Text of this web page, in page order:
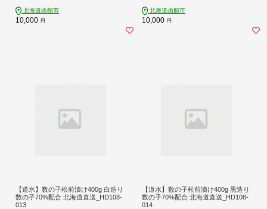
北海道函館市
10,000 円
北海道函館市
10,000 円
【道水】数の子松前漬け400g 白造り
数の子70%配合 北海道直送_HD108-
013
【道水】数の子松前漬け400g 黒造り
数の子70%配合 北海道直送_HD108-
014